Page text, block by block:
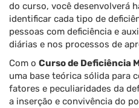
do curso, você desenvolverá
identificar cada tipo de
pessoas com deficiência e
diárias e nos processos de
Com o Curso de Deficiência
uma base teórica sólida para
fatores e peculiaridades da
a inserção e convivência do